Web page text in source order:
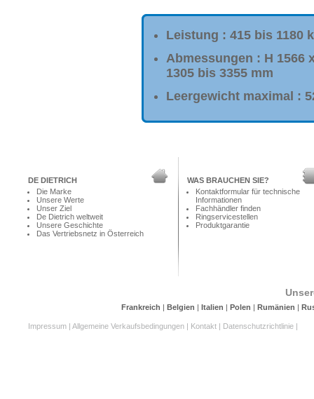
Leistung : 415 bis 1180
Abmessungen : H 1566
1305 bis 3355 mm
Leergewicht maximal :
DE DIETRICH
Die Marke
Unsere Werte
Unser Ziel
De Dietrich weltweit
Unsere Geschichte
Das Vertriebsnetz in Österreich
WAS BRAUCHEN SIE?
Kontaktformular für technische
Informationen
Fachhändler finden
Ringservicestellen
Produktgarantie
Frankreich | Belgien | Italien | Polen | Rumänien |
Impressum | Allgemeine Verkaufsbedingungen | Kontakt | Datenschutzrichtlinie |